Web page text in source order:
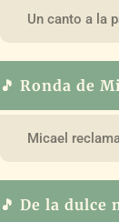
Un canto a la
🎵 Ronda de
Micael
🎵 De la dulce